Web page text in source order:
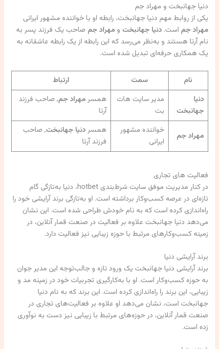
دنیا جهانبخت و مهراد جم
یکی از روابط مهم دنیا جهانبخت، رابطه او با خواننده مشهور ایرانی
مهراد جم است.دنیا جهانبخت ومهراد جم صاحب یک فرزند پسر به
نام آرتا هستند و به‌نظر می‌رسد که این رابطه از یک رابطه عاشقانه به
یک همکاری حرفه‌ای تبدیل شده است.
نام سمت
ارتباط
دنیا
جهانبخت
مدیر سایت هات
بت
همسرمهراد جم, صاحب فرزند
آرتا
مهراد جم
خواننده مشهور
ایرانی
همسردنیا جهانبخت, صاحب
فرزند آرتا
فعالیت های تجاری
در کنار مدیریت موفق سایت شرط‌بندی hotbet، دنیا به‌تازگی گام
تازه‌ای در عرصه کسب‌وکار برداشته است. او به‌تازگی برند آرایشی خود را
راه‌اندازی کرده است که به نام خودش طراحی شده است. این نشان
می‌دهد دنیا جهانبخت علاوه بر فعالیت در صنعت قمار آنلاین، در
زمینه کسب‌وکارهای مرتبط با حوزه زیبایی نیز فعالیت دارد.
برند آرایشی دنیا
برند آرایشی دنیا جهانبخت یک ورود تازه و جالب‌توجه این مدیر جوان
به حوزه کسب‌وکار است. او با به‌کارگیری تجربیات خود در زمینه مد و
زیبایی، این برند را راه‌اندازی کرده است. این برند که به نام دنیا
جهانبخت است، نشان می‌دهد او علاوه بر فعالیت‌های تجاری در
صنعت قمار آنلاین، در حوزه‌های مرتبط با زیبایی نیز دست به نوآوری
زده است.